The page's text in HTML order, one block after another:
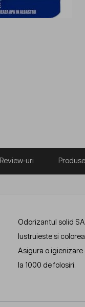
Review-uri
Odorizantul solid
lustruieste si
Asigura o
la 1000 de folosiri.